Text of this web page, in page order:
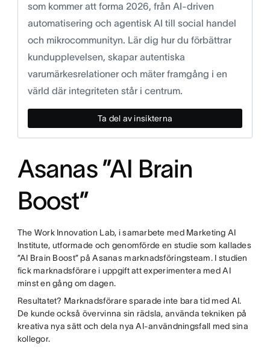
som kommer att forma 2026, från AI-driven
automatisering och agentisk AI till social handel
och mikrocommunityn. Lär dig hur du förbättrar
kundupplevelsen, skapar autentiska
varumärkesrelationer och mäter framgång i en
värld där integriteten står i centrum.
Ta del av insikterna
Asanas ”AI Brain
Boost”
The Work Innovation Lab, i samarbete med Marketing AI
Institute, utformade och genomförde en studie som kallades
”AI Brain Boost” på Asanas marknadsföringsteam. I studien
fick marknadsförare i uppgift att experimentera med AI
minst en gång om dagen.
Resultatet? Marknadsförare sparade inte bara tid med AI.
De kunde också övervinna sin rädsla, använda tekniken på
kreativa nya sätt och dela nya AI-användningsfall med sina
kollegor.